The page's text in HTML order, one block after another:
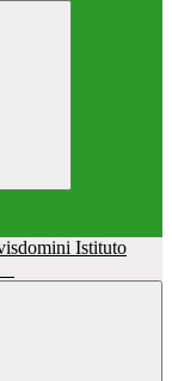
Istituto